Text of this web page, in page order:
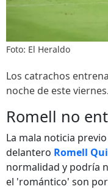
Foto: El Heraldo
Los catrachos
noche de este viernes.
Romell no
La mala noticia
delantero Romell
normalidad y podría
el 'romántico' son